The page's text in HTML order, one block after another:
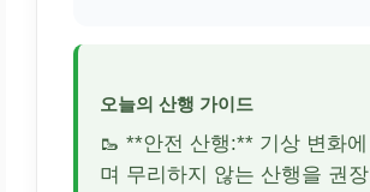
오늘의 산행 가이드
🥾 **안전 산행:** 기상 변화
며 무리하지 않는 산행을 권